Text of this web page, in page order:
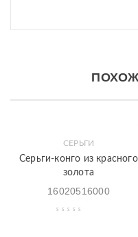
СЕРЬГИ
Серьги-конго из красного
золота
16020516000